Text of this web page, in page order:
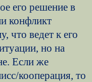
его решение в
конфликт
что ведет к его
но на
Если же
кооперация, то